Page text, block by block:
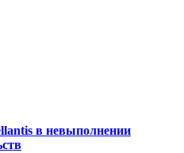
в невыполнении